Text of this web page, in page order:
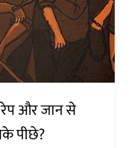
और जान से
पीछे?